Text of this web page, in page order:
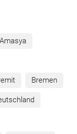
Amasya
Bremen